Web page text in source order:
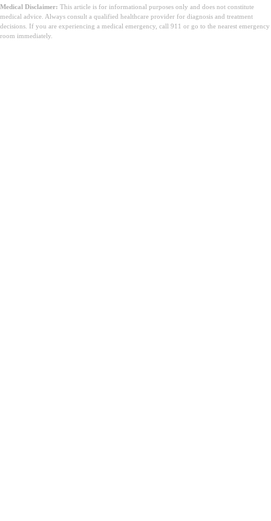
Medical Disclaimer: This article is for informational purposes only and does not constitute
medical advice. Always consult a qualified healthcare provider for diagnosis and treatment
decisions. If you are experiencing a medical emergency, call 911 or go to the nearest emergency
room immediately.